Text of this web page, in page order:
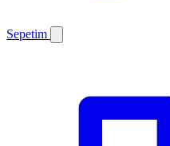
Sepetim